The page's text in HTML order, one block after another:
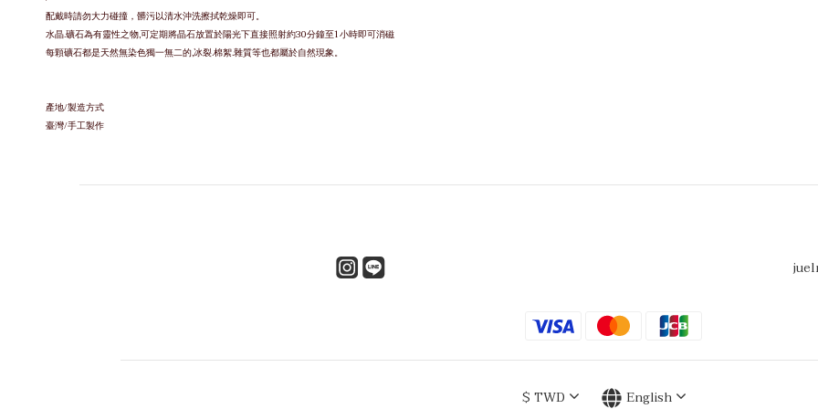
配戴時請勿大力碰撞， 髒污以清水沖洗擦拭乾燥即可。
水晶.礦石為有靈性之物,可定期將晶石放置於陽光下直接照射約30分鐘至1小時即可消磁
每顆礦石都是天然無染色獨一無二的,冰裂.棉絮.雜質等也都屬於自然現象。
產地/製造方式
臺灣/手工製作
$ TWD English